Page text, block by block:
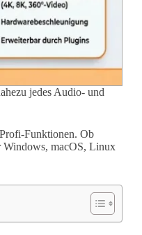
jedes Audio- und
Funktionen. Ob
macOS, Linux